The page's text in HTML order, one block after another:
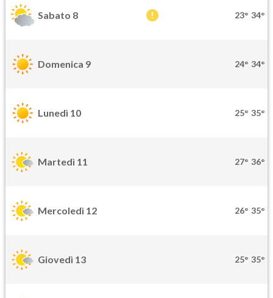
Sabato 8 23° 34°
Domenica 9 24° 34°
Lunedì 10 25° 35°
Martedì 11 27° 36°
Mercoledì 12 26° 35°
Giovedì 13 25° 35°